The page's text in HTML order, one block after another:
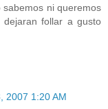
ni queremos
follar a gusto
2007 1:20 AM